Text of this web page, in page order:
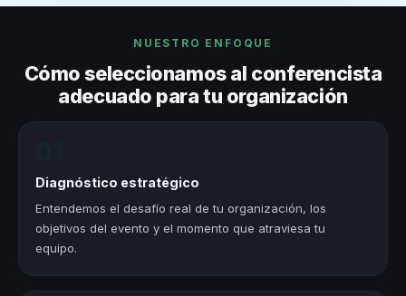
NUESTRO ENFOQUE
Cómo seleccionamos al conferencista
adecuado para tu organización
Diagnóstico estratégico
Entendemos el desafío real de tu organización, los
objetivos del evento y el momento que atraviesa tu
equipo.